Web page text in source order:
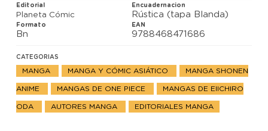
Editorial
Planeta Cómic
Encuadernacion
Rústica (tapa Blanda)
Formato
Bn
EAN
9788468471686
CATEGORIAS
MANGA MANGA Y CÓMIC ASIÁTICO MANGA SHONEN
ANIME MANGAS DE ONE PIECE MANGAS DE EIICHIRO
ODA AUTORES MANGA EDITORIALES MANGA